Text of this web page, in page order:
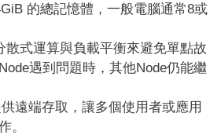
的總記憶體，一般電腦通常8或
散式運算與負載平衡來避免單點故
遇到問題時，其他Node仍能繼
遠端存取，讓多個使用者或應用
。